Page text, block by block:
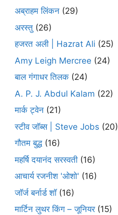
अब्राहम लिंकन (29)
अरस्तु (26)
हजरत अली | Hazrat Ali (25)
Amy Leigh Mercree (24)
बाल गंगाधर तिलक (24)
A. P. J. Abdul Kalam (22)
मार्क ट्वेन (21)
स्टीव जॉब्स | Steve Jobs (20)
गौतम बुद्ध (16)
महर्षि दयानंद सरस्वती (16)
आचार्य रजनीश 'ओशो' (16)
जॉर्ज बर्नार्ड शॉ(16)
मार्टिन लुथर किंग – जूनियर(15)